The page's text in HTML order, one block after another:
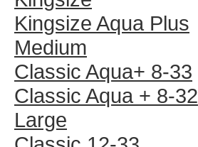
Kingsize Aqua Plus
Medium
Classic Aqua+ 8-33
Classic Aqua + 8-32
Large